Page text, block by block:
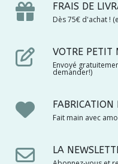
FRAIS DE
Dès 75€ d'achat !
VOTRE PETIT
Envoyé
demander!)
FABRICATION
Fait main avec
LA